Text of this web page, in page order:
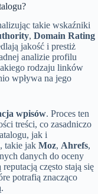
takie wskaźniki
, Domain Rating
jakość i prestiż
analizie profilu
rodzaju linków
wpływa na jego
wpisów. Proces ten
treści, co zasadniczo
jak i
takie jak Moz, Ahrefs,
danych do oceny
często stają się
potrafią znacząco